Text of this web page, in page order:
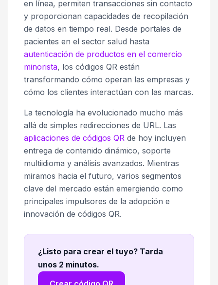
en línea, permiten transacciones sin contacto
y proporcionan capacidades de recopilación
de datos en tiempo real. Desde portales de
pacientes en el sector salud hasta
autenticación de productos en el comercio
minorista, los códigos QR están
transformando cómo operan las empresas y
cómo los clientes interactúan con las marcas.
La tecnología ha evolucionado mucho más
allá de simples redirecciones de URL. Las
aplicaciones de códigos QR de hoy incluyen
entrega de contenido dinámico, soporte
multiidioma y análisis avanzados. Mientras
miramos hacia el futuro, varios segmentos
clave del mercado están emergiendo como
principales impulsores de la adopción e
innovación de códigos QR.
¿Listo para crear el tuyo? Tarda
unos 2 minutos.